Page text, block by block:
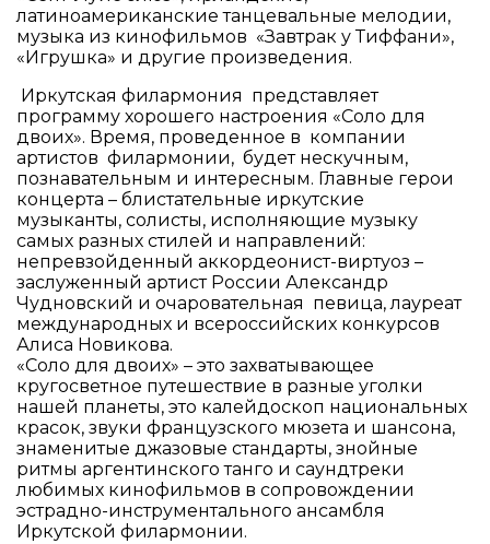
латиноамериканские танцевальные мелодии,
музыка из кинофильмов «Завтрак у Тиффани»,
«Игрушка» и другие произведения.
Иркутская филармония представляет
программу хорошего настроения «Соло для
двоих». Время, проведенное в компании
артистов филармонии, будет нескучным,
познавательным и интересным. Главные герои
концерта – блистательные иркутские
музыканты, солисты, исполняющие музыку
самых разных стилей и направлений:
непревзойденный аккордеонист-виртуоз –
заслуженный артист России Александр
Чудновский и очаровательная певица, лауреат
международных и всероссийских конкурсов
Алиса Новикова.
«Соло для двоих» – это захватывающее
кругосветное путешествие в разные уголки
нашей планеты, это калейдоскоп национальных
красок, звуки французского мюзета и шансона,
знаменитые джазовые стандарты, знойные
ритмы аргентинского танго и саундтреки
любимых кинофильмов в сопровождении
эстрадно-инструментального ансамбля
Иркутской филармонии.